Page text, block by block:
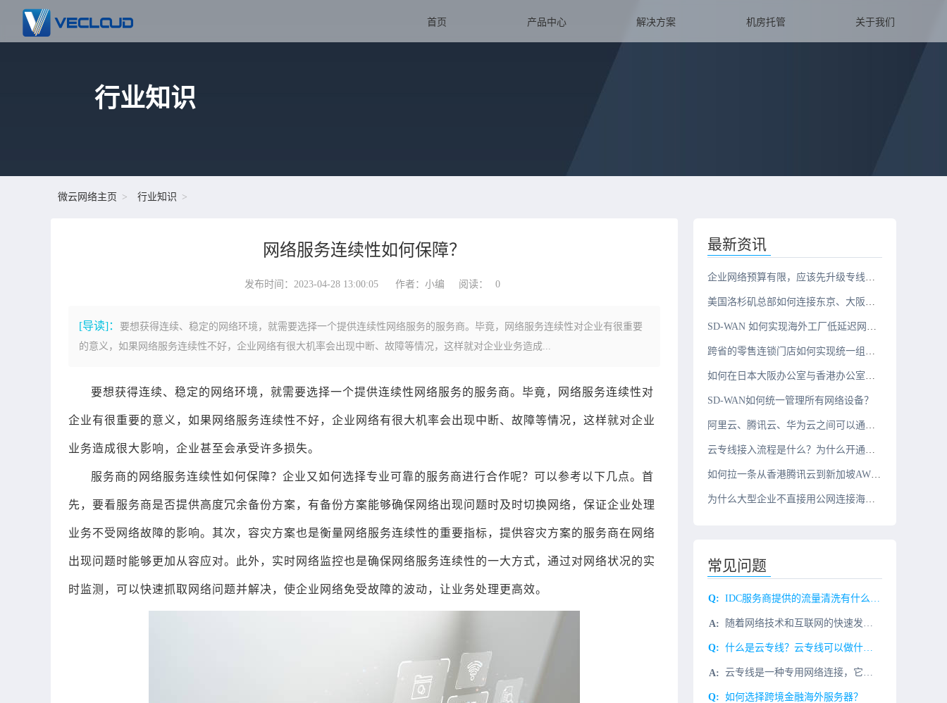
首页 产品中心 解决方案 机房托管 关于我们
行业知识
微云网络主页 行业知识
网络服务连续性如何保障？
发布时间：2023-04-28 13:00:05 作者：小编 阅读： 0
[导读]：
要想获得连续、稳定的网络环境，就需要选择一个提供连续性网络服务的服务商。毕竟，网络服务连续性对企业有很重要
的意义，如果网络服务连续性不好，企业网络有很大机率会出现中断、故障等情况，这样就对企业业务造成...
要想获得连续、稳定的网络环境，就需要选择一个提供连续性网络服务的服务商。毕竟，网络服务连续性对
企业有很重要的意义，如果网络服务连续性不好，企业网络有很大机率会出现中断、故障等情况，这样就对企业
业务造成很大影响，企业甚至会承受许多损失。
服务商的网络服务连续性如何保障？企业又如何选择专业可靠的服务商进行合作呢？可以参考以下几点。首
先，要看服务商是否提供高度冗余备份方案，有备份方案能够确保网络出现问题时及时切换网络，保证企业处理
业务不受网络故障的影响。其次，容灾方案也是衡量网络服务连续性的重要指标，提供容灾方案的服务商在网络
出现问题时能够更加从容应对。此外，实时网络监控也是确保网络服务连续性的一大方式，通过对网络状况的实
时监测，可以快速抓取网络问题并解决，使企业网络免受故障的波动，让业务处理更高效。
最新资讯
企业网络预算有限，应该先升级专线还是服务器？
美国洛杉矶总部如何连接东京、大阪、新加坡三地办公室？
SD-WAN 如何实现海外工厂低延迟网络？
跨省的零售连锁门店如何实现统一组网？
如何在日本大阪办公室与香港办公室之间搭建组网？
SD-WAN如何统一管理所有网络设备？
阿里云、腾讯云、华为云之间可以通过云专线互联吗？
云专线接入流程是什么？为什么开通周期需要几周？
如何拉一条从香港腾讯云到新加坡AWS的10G云专线？
为什么大型企业不直接用公网连接海外办公室？
常见问题
IDC服务商提供的流量清洗有什么作用呢？
随着网络技术和互联网的快速发展，网络已经成为个人和企业不可或缺的一部分，其重要性也在不断提高。但在网络为我们提供各种好处的同时，也带来了不利的威胁和影响，网络安全问题也越来越严重。在面临越发严重的dd
什么是云专线？云专线可以做什么？
云专线是一种专用网络连接，它可以帮助企业快速、安全地连接到云服务，从而提高企业的网络性能和可靠性。云专线可以帮助企业更快地访问云服务，提高企业的网络性能，提供更安全的网络环境，并且可以支持多种应用，比
如何选择跨境金融海外服务器？